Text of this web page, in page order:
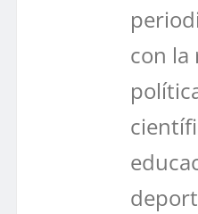
con la